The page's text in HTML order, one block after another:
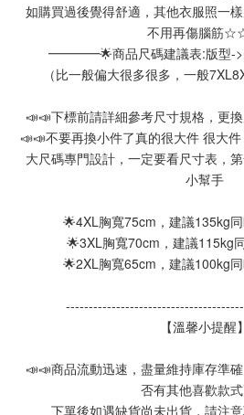
如購買過後覺得舒適，其他衣服照一
不用再傷腦筋
━━━━🌟商品尺碼建議表:版型
（比一般偏大很多很多，一般
📣📣下標前請詳細參考尺寸規格，更
📣📣不要再換小件了真的很大件 很大
大尺碼專門設計，一定要看尺寸表，
小幫手
🌟4XL胸寬75cm，建議135kg同
🌟3XL胸寬70cm，建議115kg
🌟2XL胸寬65cm，建議100kg同
【溫馨小提醒】
📣📣商品流動迅速，盡量維持庫存準
否有其他喜歡款
下單後如遇缺貨尚未出貨，請注